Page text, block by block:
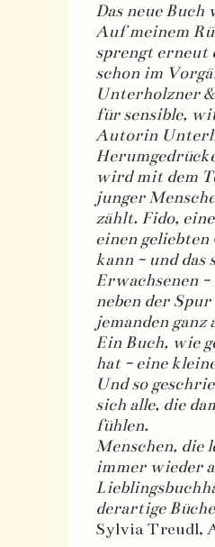
Das neue
Auf meinem
sprengt erneut
schon im
Unterholzner
für sensible,
Autorin
wird mit dem
junger
zählt. Fido,
einen geliebten
kann - und das
Erwachsenen -
neben der
jemanden
Ein Buch, wie
hat - eine
Und so
sich alle, die
fühlen.
Menschen, die
immer wieder
derartige
Sylvia Treudl,